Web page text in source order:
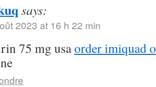
says:
2023 at 16 h 22 min
75 mg usaorder imiquad